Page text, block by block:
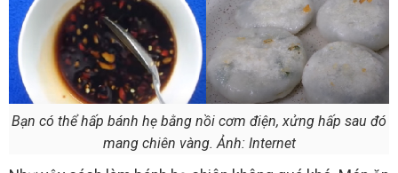
Bạn có thể hấp bánh hẹ bằng nồi cơm điện, xửng hấp sau đó
mang chiên vàng. Ảnh: Internet